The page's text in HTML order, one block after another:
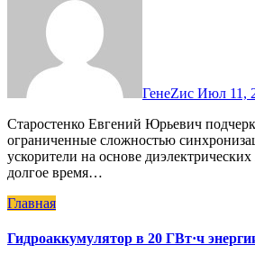
ГенеZис Июл 11,
Старостенко Евгений Юрьевич подчеркнул, что
ограниченные сложностью
ускорители на основе диэлектрических
долгое время…
Главная
Гидроаккумулятор в 20 ГВт·ч